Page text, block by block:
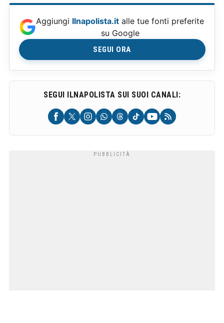
Aggiungi Ilnapolista.it alle tue fonti preferite
su Google
SEGUI ORA
SEGUI ILNAPOLISTA SUI SUOI CANALI: